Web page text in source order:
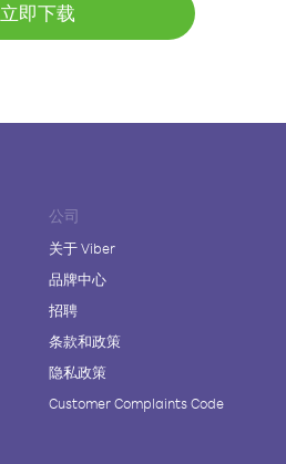
立即下载
公司
关于 Viber
品牌中心
招聘
条款和政策
隐私政策
Customer Complaints Code